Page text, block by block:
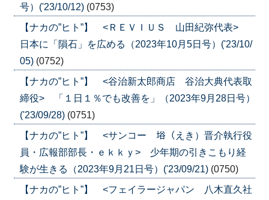
号）('23/10/12) (0753)
【ナカの”ヒト”】 <ＲＥＶＩＵＳ 山田紀弥代表>
日本に「隕石」を広める（2023年10月5日号）('23/10/
05) (0752)
【ナカの”ヒト”】 <谷治新太郎商店 谷治大典代表取
締役> 「１日１％でも改善を」（2023年9月28日号）
('23/09/28) (0751)
【ナカの”ヒト”】 <サンコー 﨏（えき）晋介執行役
員・広報部部長・ｅｋｋｙ> 少年期の引きこもり経
験が生きる（2023年9月21日号）('23/09/21) (0750)
【ナカの”ヒト”】 <フェイラージャパン 八木直久社